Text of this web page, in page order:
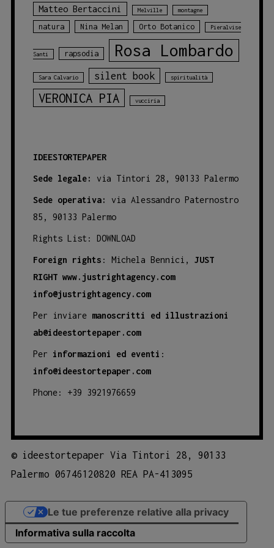
Matteo Bertaccini Melville montagne
natura Nina Melan Orto Botanico Pieralvise
Santi rapsodia Rosa Lombardo
Sara Calvario silent book spiritualità
VERONICA PIA vucciria
IDEESTORTEPAPER
Sede legale: via Tintori 28, 90133 Palermo
Sede operativa:
via Alessandro Paternostro
85, 90133 Palermo
Rights List: DOWNLOAD
Foreign rights : Michela Bennici, JUST
RIGHT www.justrightagency.com
info@justrightagency.com
Per inviare manoscritti ed illustrazioni
ab@ideestortepaper.com
Per informazioni ed eventi :
info@ideestortepaper.com
Phone: +39 3921976659
© ideestortepaper Via Tintori 28, 90133
Palermo 06746120820 REA PA-413095
Informativa sulla raccolta
Le tue preferenze relative alla privacy